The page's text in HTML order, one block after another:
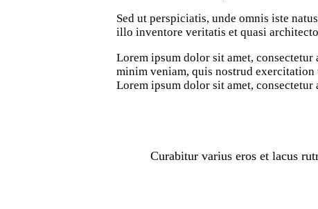
Sed ut perspiciatis, unde omnis iste
illo inventore veritatis et quasi
Lorem ipsum dolor sit amet,
minim veniam, quis nostrud
Lorem ipsum dolor sit amet,
Curabitur varius eros et lacus